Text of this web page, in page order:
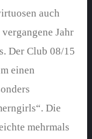
auch
Jahr
Der Club 08/15
einen
Die
mehrmals